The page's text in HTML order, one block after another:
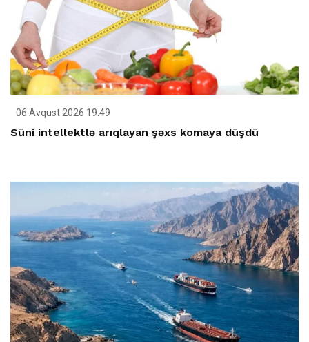
06 Avqust 2026 19:49
Süni intellektlə arıqlayan şəxs komaya düşdü